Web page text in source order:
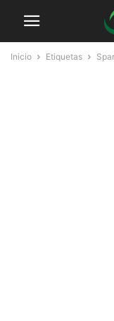
Inicio Etiquetas